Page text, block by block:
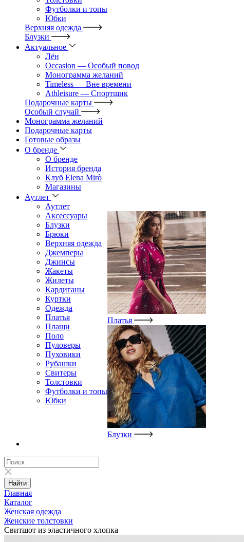
Футболки и топы
Юбки
Верхняя одежда
Блузки
Актуальное
Лён
Occasion — Особый повод
Монограмма желаний
Timeless — Вне времени
Athleisure — Спортшик
Подарочные карты
Особый случай
Монограмма желаний
Подарочные карты
Готовые образы
О бренде
О бренде
История бренда
Клуб Elena Mirò
Магазины
Аутлет
Аутлет
Аксессуары
Блузки
Брюки
Верхняя одежда
Джемперы
Джинсы
Жакеты
Жилеты
Кардиганы
Куртки
Одежда
Платья
Плащи
Поло
Пуловеры
Пуховики
Рубашки
Свитеры
Толстовки
Футболки и топы
Юбки
Платья
Блузки
Найти
Главная
Каталог
Женская одежда
Женские толстовки
Свитшот из эластичного хлопка